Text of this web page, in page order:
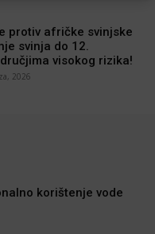
protiv afričke svinjske
svinja do 12.
visokog rizika!
2026
korištenje vode